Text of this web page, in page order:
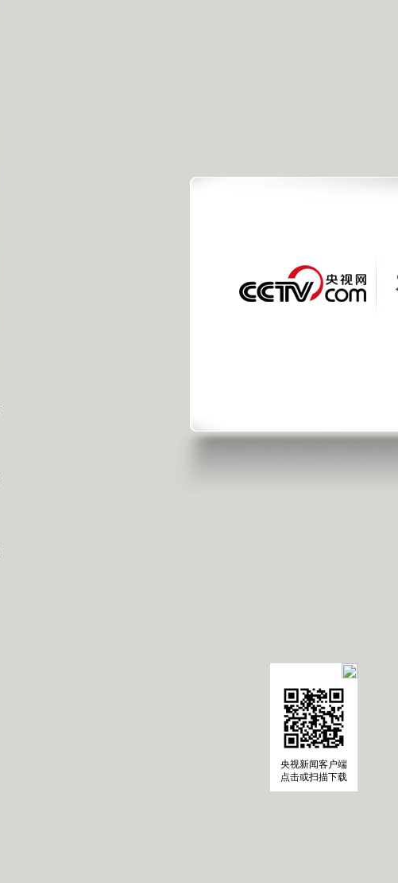
央视新闻客户端
点击或扫描下载